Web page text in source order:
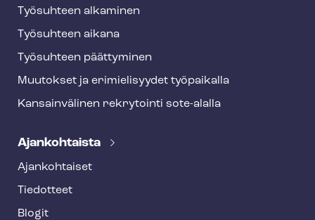
Työsuhteen alkaminen
Työsuhteen aikana
Työsuhteen päättyminen
Muutokset ja erimielisyydet työpaikalla
Kansainvälinen rekrytointi sote-alalla
Ajankohtaista
Ajankohtaiset
Tiedotteet
Blogit